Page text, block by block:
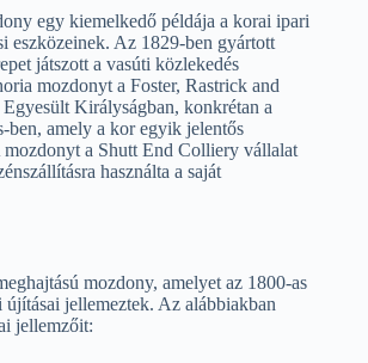
egy kiemelkedő példája a korai ipari
eszközeinek. Az 1829-ben gyártott
játszott a vasúti közlekedés
mozdonyt a Foster, Rastrick and
Királyságban, konkrétan a
ben, amely a kor egyik jelentős
a Shutt End Colliery vállalat
használta a saját
mozdony, amelyet az 1800-as
újításai jellemeztek. Az alábbiakban
jellemzőit: